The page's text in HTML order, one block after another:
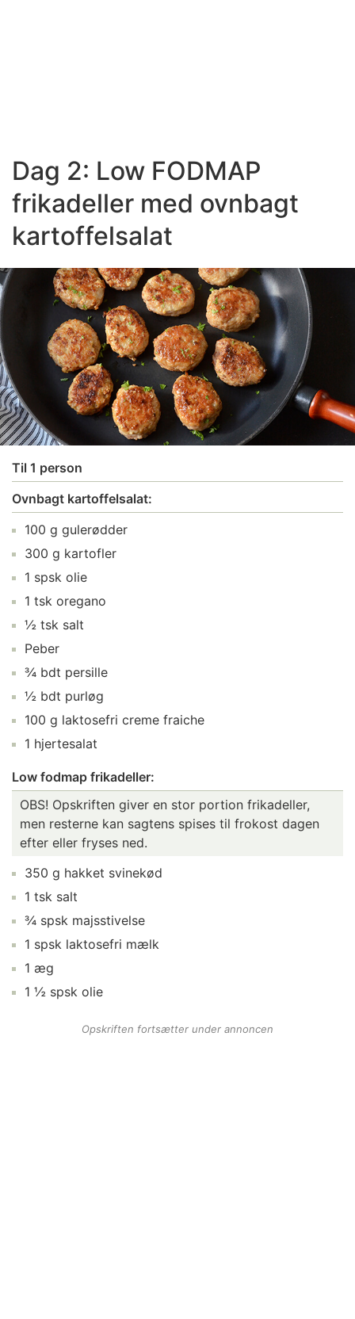
Dag 2: Low FODMAP
frikadeller med ovnbagt
kartoffelsalat
Til 1 person
Ovnbagt kartoffelsalat:
100 g gulerødder
300 g kartofler
1 spsk olie
1 tsk oregano
½ tsk salt
Peber
¾ bdt persille
½ bdt purløg
100 g laktosefri creme fraiche
1 hjertesalat
Low fodmap frikadeller:
OBS! Opskriften giver en stor portion frikadeller,
men resterne kan sagtens spises til frokost dagen
efter eller fryses ned.
350 g hakket svinekød
1 tsk salt
¾ spsk majsstivelse
1 spsk laktosefri mælk
1 æg
1 ½ spsk olie
Opskriften fortsætter under annoncen